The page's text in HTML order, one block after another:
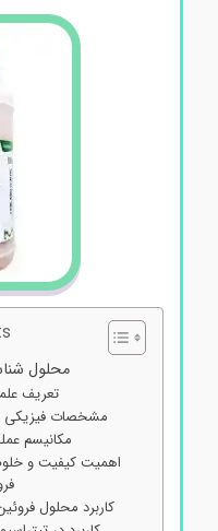
محلول
تعریف علمی
مشخصات فیزیکی و
مکانیسم
اهمیت کیفیت و خلوص
کاربرد محلول